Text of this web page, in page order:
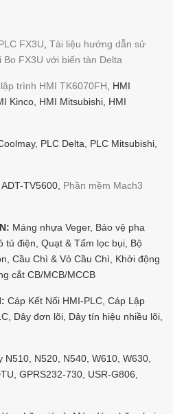
FX3U Tài liệu hướng dẫn sử
Bo FX3U với biến tàn Delta
trình HMI TK6070FH , HMI
Kinco, HMI Mitsubishi, HMI
PLC Delta, PLC Mitsubishi,
ADT-TV5600, Phần mềm Mach3
Máng nhựa Veger, Bảo vệ pha
tủ điện, Quạt & Tấm lọc bụi, Bộ
Cầu Chì & Vỏ Cầu Chì, Khởi động
cắt CB/MCB/MCCB
Cáp Kết Nối HMI-PLC, Cáp Lập
Dây đơn lõi, Dây tín hiệu nhiều lõi,
N510, N520, N540, W610, W630,
GPRS232-730, USR-G806,